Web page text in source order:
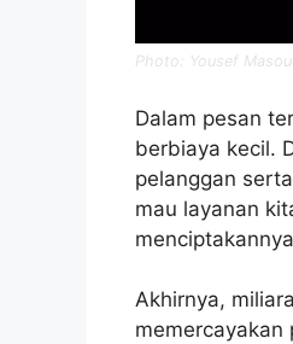
Photo: Yousef
Dalam pesan
berbiaya kecil.
pelanggan
mau layanan
Akhirnya,
memercayakan